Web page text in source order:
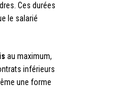
Ces durées
le salarié
au maximum,
inférieurs
une forme